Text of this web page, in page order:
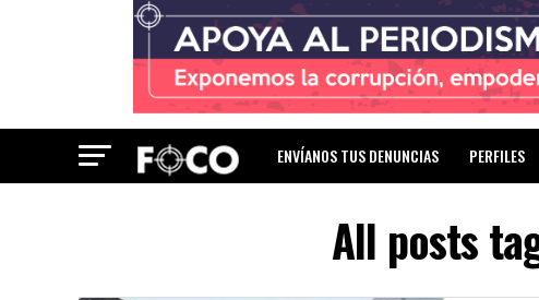
ENVÍANOS TUS DENUNCIAS PERFILES
All posts